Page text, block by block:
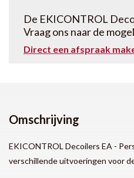
De EKICONTROL
Vraag ons naar de
Direct een afspraak
Omschrijving
EKICONTROL Decoilers EA -
verschillende uitvoeringen voor